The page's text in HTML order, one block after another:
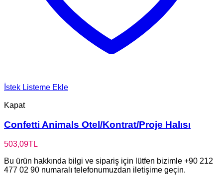
İstek Listeme Ekle
Kapat
Confetti Animals Otel/Kontrat/Proje Halısı
503,09TL
Bu ürün hakkında bilgi ve sipariş için lütfen bizimle +90 212
477 02 90 numaralı telefonumuzdan iletişime geçin.